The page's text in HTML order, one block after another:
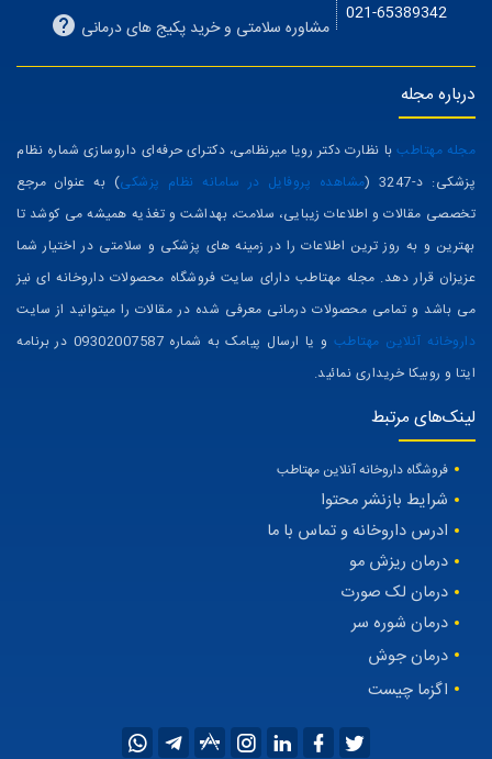
021-65389342
مشاوره سلامتی و خرید پکیج های درمانی
درباره مجله
مجله مهتاطببا نظارت دکتر رویا میرنظامی، دکترای حرفه‌ای داروسازی شماره نظام
پزشکی: د-3247 (
مشاهده پروفایل در سامانه نظام پزشکی) به عنوان مرجع
تخصصی مقالات و اطلاعات زیبایی، سلامت، بهداشت و تغذیه همیشه می کوشد تا
بهترین و به روز ترین اطلاعات را در زمینه های پزشکی و سلامتی در اختیار شما
عزیزان قرار دهد. مجله مهتاطب دارای سایت فروشگاه محصولات داروخانه ای نیز
می باشد و تمامی محصولات درمانی معرفی شده در مقالات را میتوانید از سایت
داروخانه آنلاین مهتاطب
و یا ارسال پیامک به شماره 09302007587 در برنامه
ایتا و روبیکا خریداری نمائید.
لینک‌های مرتبط
فروشگاه داروخانه آنلاین مهتاطب
شرایط بازنشر محتوا
ادرس داروخانه و تماس با ما
درمان ریزش مو
درمان لک صورت
درمان شوره سر
درمان جوش
اگزما چیست